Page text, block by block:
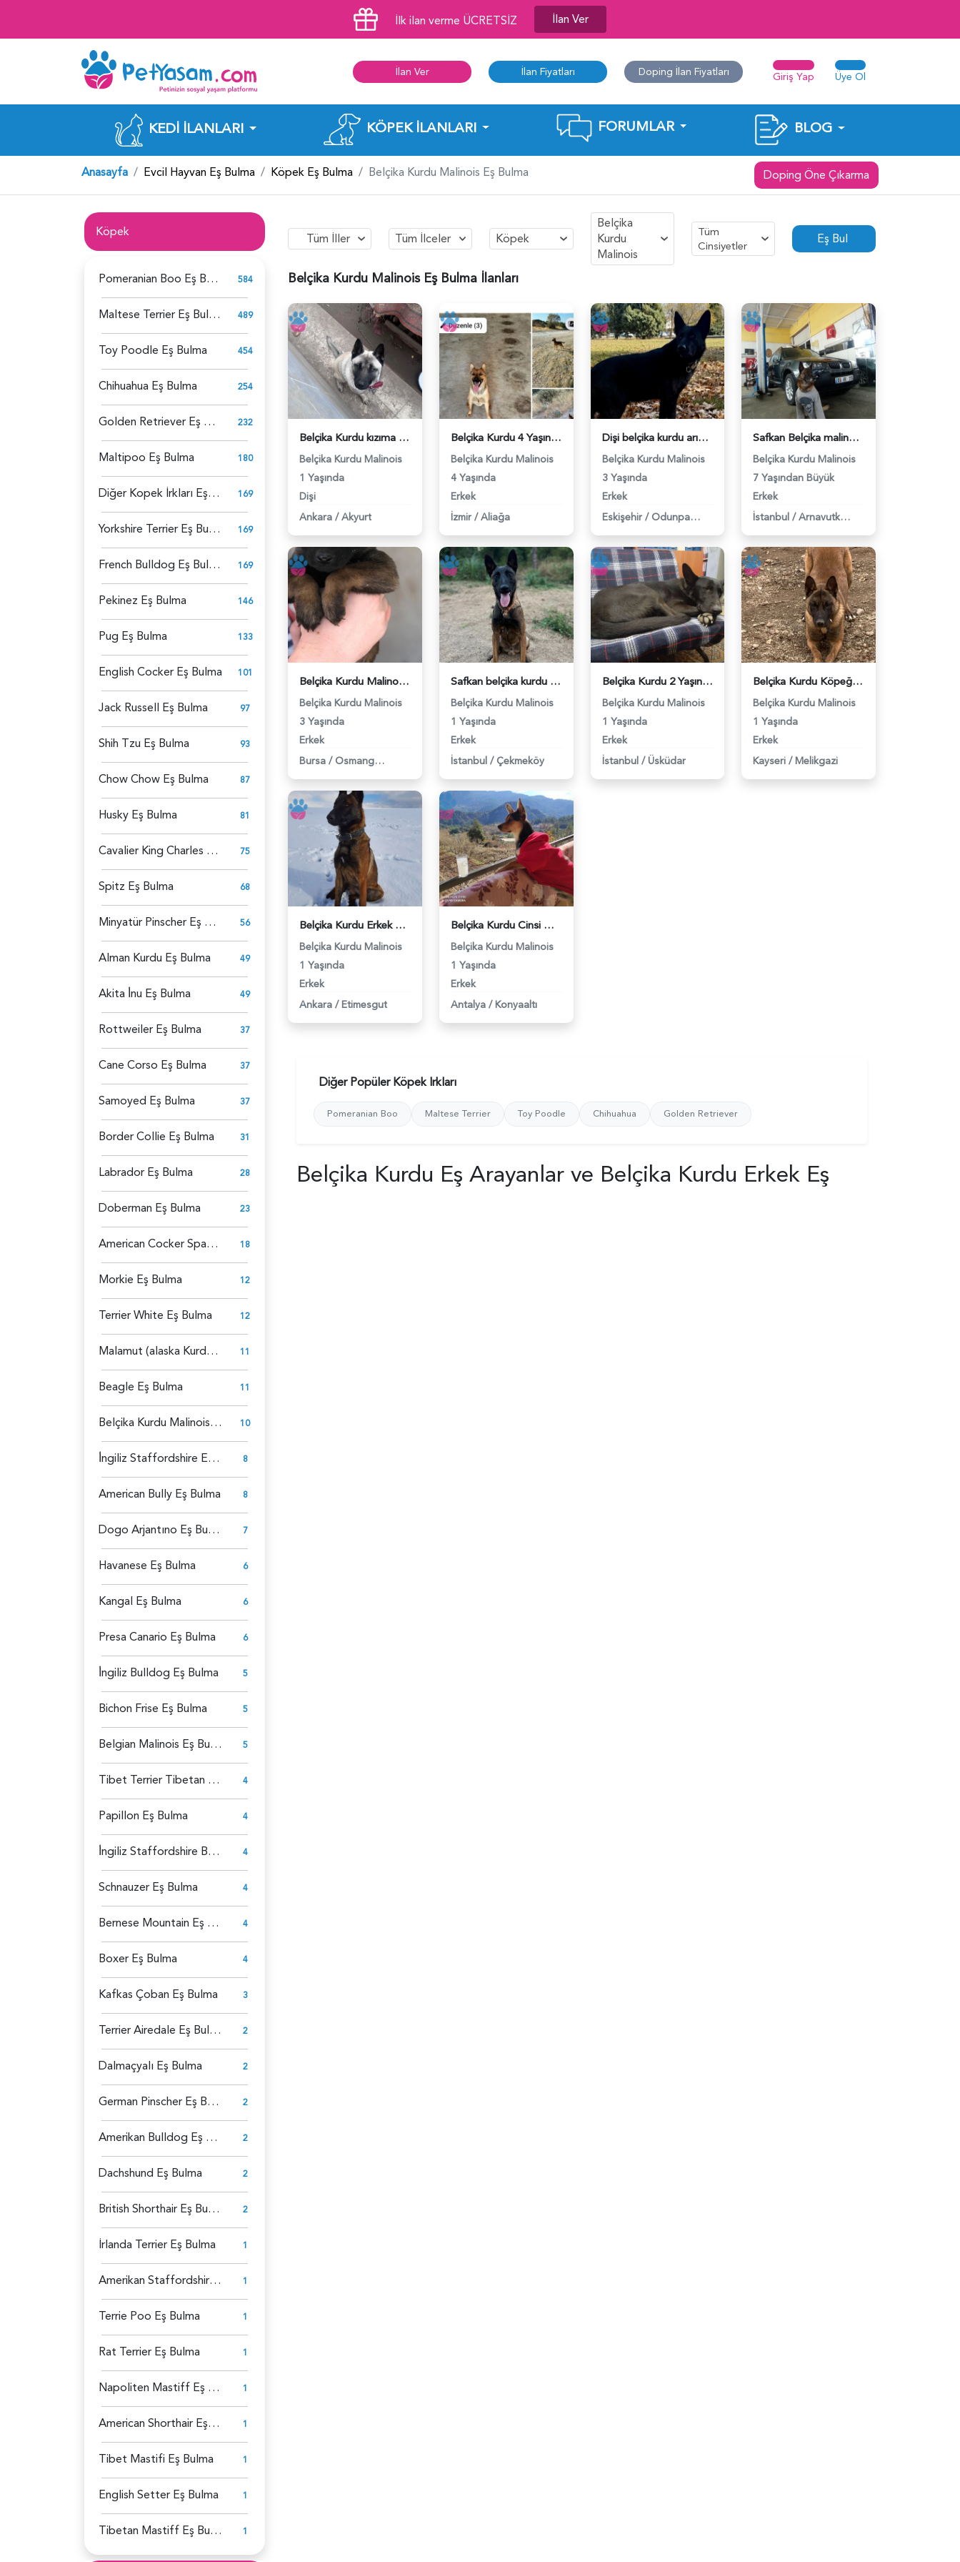
İlk ilan verme ÜCRETSİZ İlan Ver
İlan Ver İlan Fiyatları Doping İlan Fiyatları Giriş Yap Üye Ol
KEDI İLANLARI KÖPEK İLANLARI FORUMLAR BLOG
Anasayfa Evcil Hayvan Eş Bulma Köpek Eş Bulma Belçika Kurdu Malinois Eş Bulma Doping Öne Çıkarma
Köpek
Pomeranian Boo Eş Bulma 584
Maltese Terrier Eş Bulma 489
Toy Poodle Eş Bulma 454
Chihuahua Eş Bulma 254
Golden Retriever Eş Bulma 232
Maltipoo Eş Bulma 180
Diğer Kopek İrkları Eş Bulma 169
Yorkshire Terrier Eş Bulma 169
French Bulldog Eş Bulma 169
Pekinez Eş Bulma 146
Pug Eş Bulma 133
English Cocker Eş Bulma 101
Jack Russell Eş Bulma 97
Shih Tzu Eş Bulma 93
Chow Chow Eş Bulma 87
Husky Eş Bulma 81
Cavalier King Charles Spaniel Eş Bulma 75
Spitz Eş Bulma 68
Minyatür Pinscher Eş Bulma 56
Alman Kurdu Eş Bulma 49
Akita İ̇nu Eş Bulma 49
Rottweiler Eş Bulma 37
Cane Corso Eş Bulma 37
Samoyed Eş Bulma 37
Border Collie Eş Bulma 31
Labrador Eş Bulma 28
Doberman Eş Bulma 23
American Cocker Spaniel Eş Bulma 18
Morkie Eş Bulma 12
Terrier White Eş Bulma 12
Malamut (alaska Kurdu) Eş Bulma 11
Beagle Eş Bulma 11
Belçika Kurdu Malinois Eş Bulma 10
İ̇ngiliz Staffordshire Eş Bulma 8
American Bully Eş Bulma 8
Dogo Arjantıno Eş Bulma 7
Havanese Eş Bulma 6
Kangal Eş Bulma 6
Presa Canario Eş Bulma 6
İ̇ngiliz Bulldog Eş Bulma 5
Bichon Frise Eş Bulma 5
Belgian Malinois Eş Bulma 5
Tibet Terrier Tibetan Eş Bulma 4
Papillon Eş Bulma 4
İ̇ngiliz Staffordshire Bull Terrier Eş Bulma 4
Schnauzer Eş Bulma 4
Bernese Mountain Eş Bulma 4
Boxer Eş Bulma 4
Kafkas Çoban Eş Bulma 3
Terrier Airedale Eş Bulma 2
Dalmaçyalı Eş Bulma 2
German Pinscher Eş Bulma 2
Amerikan Bulldog Eş Bulma 2
Dachshund Eş Bulma 2
British Shorthair Eş Bulma 2
İrlanda Terrier Eş Bulma 1
Amerikan Staffordshire Eş Bulma 1
Terrie Poo Eş Bulma 1
Rat Terrier Eş Bulma 1
Napoliten Mastiff Eş Bulma 1
American Shorthair Eş Bulma 1
Tibet Mastifi Eş Bulma 1
English Setter Eş Bulma 1
Tibetan Mastiff Eş Bulma 1
Tüm İller Tüm İlceler Köpek
Belçika
Kurdu
Malinois
Tüm
Cinsiyetler
Eş Bul
Belçika Kurdu Malinois Eş Bulma İlanları
Belçika Kurdu kızıma eş arıyorum - 118982928
Belçika Kurdu Malinois
1 Yaşında
Dişi
Ankara / Akyurt
Belçika Kurdu 4 Yaşında Eş Arıyor - 118979214
Belçika Kurdu Malinois
4 Yaşında
Erkek
İzmir / Aliağa
Dişi belçika kurdu arıyoruz - 118975647
Belçika Kurdu Malinois
3 Yaşında
Erkek
Eskişehir / Odunpazarı
Safkan Belçika malinois - 118974131
Belçika Kurdu Malinois
7 Yaşından Büyük
Erkek
İstanbul / Arnavutköy
Belçika Kurdu Malinois - 118973472
Belçika Kurdu Malinois
3 Yaşında
Erkek
Bursa / Osmangazi
Safkan belçika kurdu oğlumuza eş arıyoruz 1 yaşında - 118971013
Belçika Kurdu Malinois
1 Yaşında
Erkek
İstanbul / Çekmeköy
Belçika Kurdu 2 Yaşında Oğluma Eş Arıyorum - 2608
Belçika Kurdu Malinois
1 Yaşında
Erkek
İstanbul / Üsküdar
Belçika Kurdu Köpeğim Max İçin Eş Arıyorum - 3927
Belçika Kurdu Malinois
1 Yaşında
Erkek
Kayseri / Melikgazi
Belçika Kurdu Erkek 2 Yaşında Eş Arıyor - 7225
Belçika Kurdu Malinois
1 Yaşında
Erkek
Ankara / Etimesgut
Belçika Kurdu Cinsi Mars Baba Olmak İstiyor - 8525
Belçika Kurdu Malinois
1 Yaşında
Erkek
Antalya / Konyaaltı
Diğer Popüler Köpek Irkları
Pomeranian Boo Maltese Terrier Toy Poodle Chihuahua Golden Retriever
Belçika Kurdu Eş Arayanlar ve Belçika Kurdu Erkek Eş